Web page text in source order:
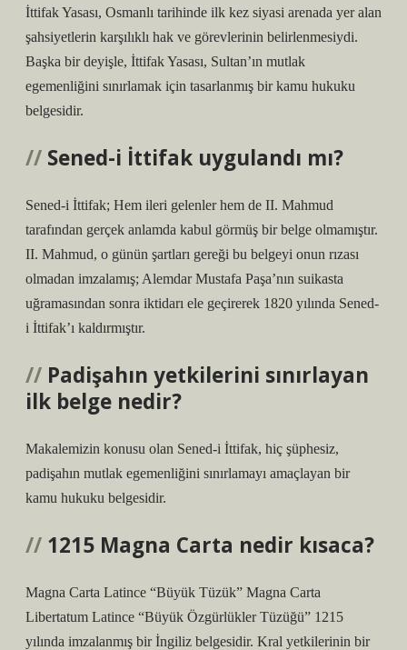
İttifak Yasası, Osmanlı tarihinde ilk kez siyasi arenada yer alan
şahsiyetlerin karşılıklı hak ve görevlerinin belirlenmesiydi.
Başka bir deyişle, İttifak Yasası, Sultan’ın mutlak
egemenliğini sınırlamak için tasarlanmış bir kamu hukuku
belgesidir.
Sened-i İttifak uygulandı mı?
Sened-i İttifak; Hem ileri gelenler hem de II. Mahmud
tarafından gerçek anlamda kabul görmüş bir belge olmamıştır.
II. Mahmud, o günün şartları gereği bu belgeyi onun rızası
olmadan imzalamış; Alemdar Mustafa Paşa’nın suikasta
uğramasından sonra iktidarı ele geçirerek 1820 yılında Sened-
i İttifak’ı kaldırmıştır.
Padişahın yetkilerini sınırlayan
ilk belge nedir?
Makalemizin konusu olan Sened-i İttifak, hiç şüphesiz,
padişahın mutlak egemenliğini sınırlamayı amaçlayan bir
kamu hukuku belgesidir.
1215 Magna Carta nedir kısaca?
Magna Carta Latince “Büyük Tüzük” Magna Carta
Libertatum Latince “Büyük Özgürlükler Tüzüğü” 1215
yılında imzalanmış bir İngiliz belgesidir. Kral yetkilerinin bir